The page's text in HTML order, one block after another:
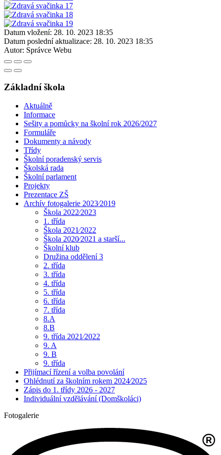
Datum vložení: 28. 10. 2023 18:35
Datum poslední aktualizace: 28. 10. 2023 18:35
Autor: Správce Webu
Základní škola
Aktuálně
Informace
Sešity a pomůcky na školní rok 2026/2027
Formuláře
Dokumenty a návody
Třídy
Školní poradenský servis
Školská rada
Školní parlament
Projekty
Prezentace ZŠ
Archív fotogalerie 2023⁄2019
Škola 2022⁄2023
1. třída
Škola 2021⁄2022
Škola 2020⁄2021 a starší...
Školní klub
Družina oddělení 3
2. třída
3. třída
4. třída
5. třída
6. třída
7. třída
8.A
8.B
9. třída 2021⁄2022
9. A
9. B
9. třída
Přijímací řízení a volba povolání
Ohlédnutí za školním rokem 2024⁄2025
Zápis do 1. třídy 2026 - 2027
Individuální vzdělávání (Domškoláci)
Fotogalerie